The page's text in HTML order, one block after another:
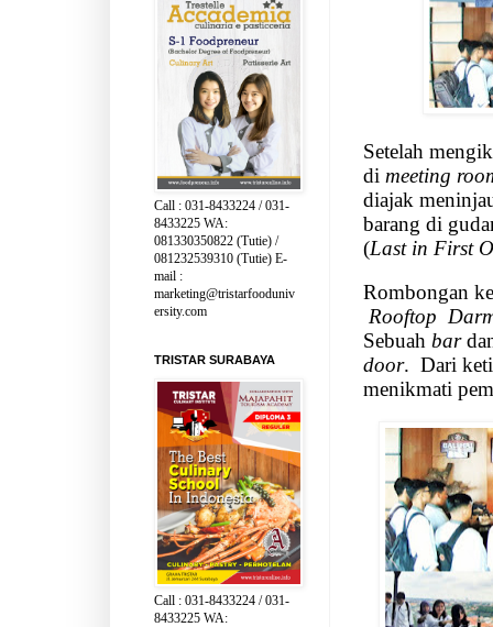
Setelah
di meeting
diajak
barang di
(Last in First
Rombongan
Rooftop
Sebuah bar
door. Dari
menikmati
Call : 031-8433224 / 031-
8433225 WA:
081330350822 (Tutie) /
081232539310 (Tutie) E-
mail :
marketing@tristarfooduniv
ersity.com
TRISTAR SURABAYA
Call : 031-8433224 / 031-
8433225 WA: